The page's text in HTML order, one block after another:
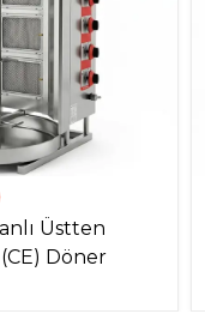
Üstten
Döner